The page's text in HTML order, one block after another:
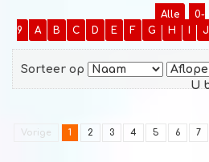
Alle
0-
9
A B C D E F G H I J
Sorteer op
U
Vorige 1 2 3 4 5 6 7